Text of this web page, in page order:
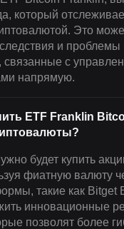
который
Это
и проблемы
связанные с
напрямую.
ETF Franklin
будет купить
фиатную валюту
такие как Bitget
инновационные
позволят более